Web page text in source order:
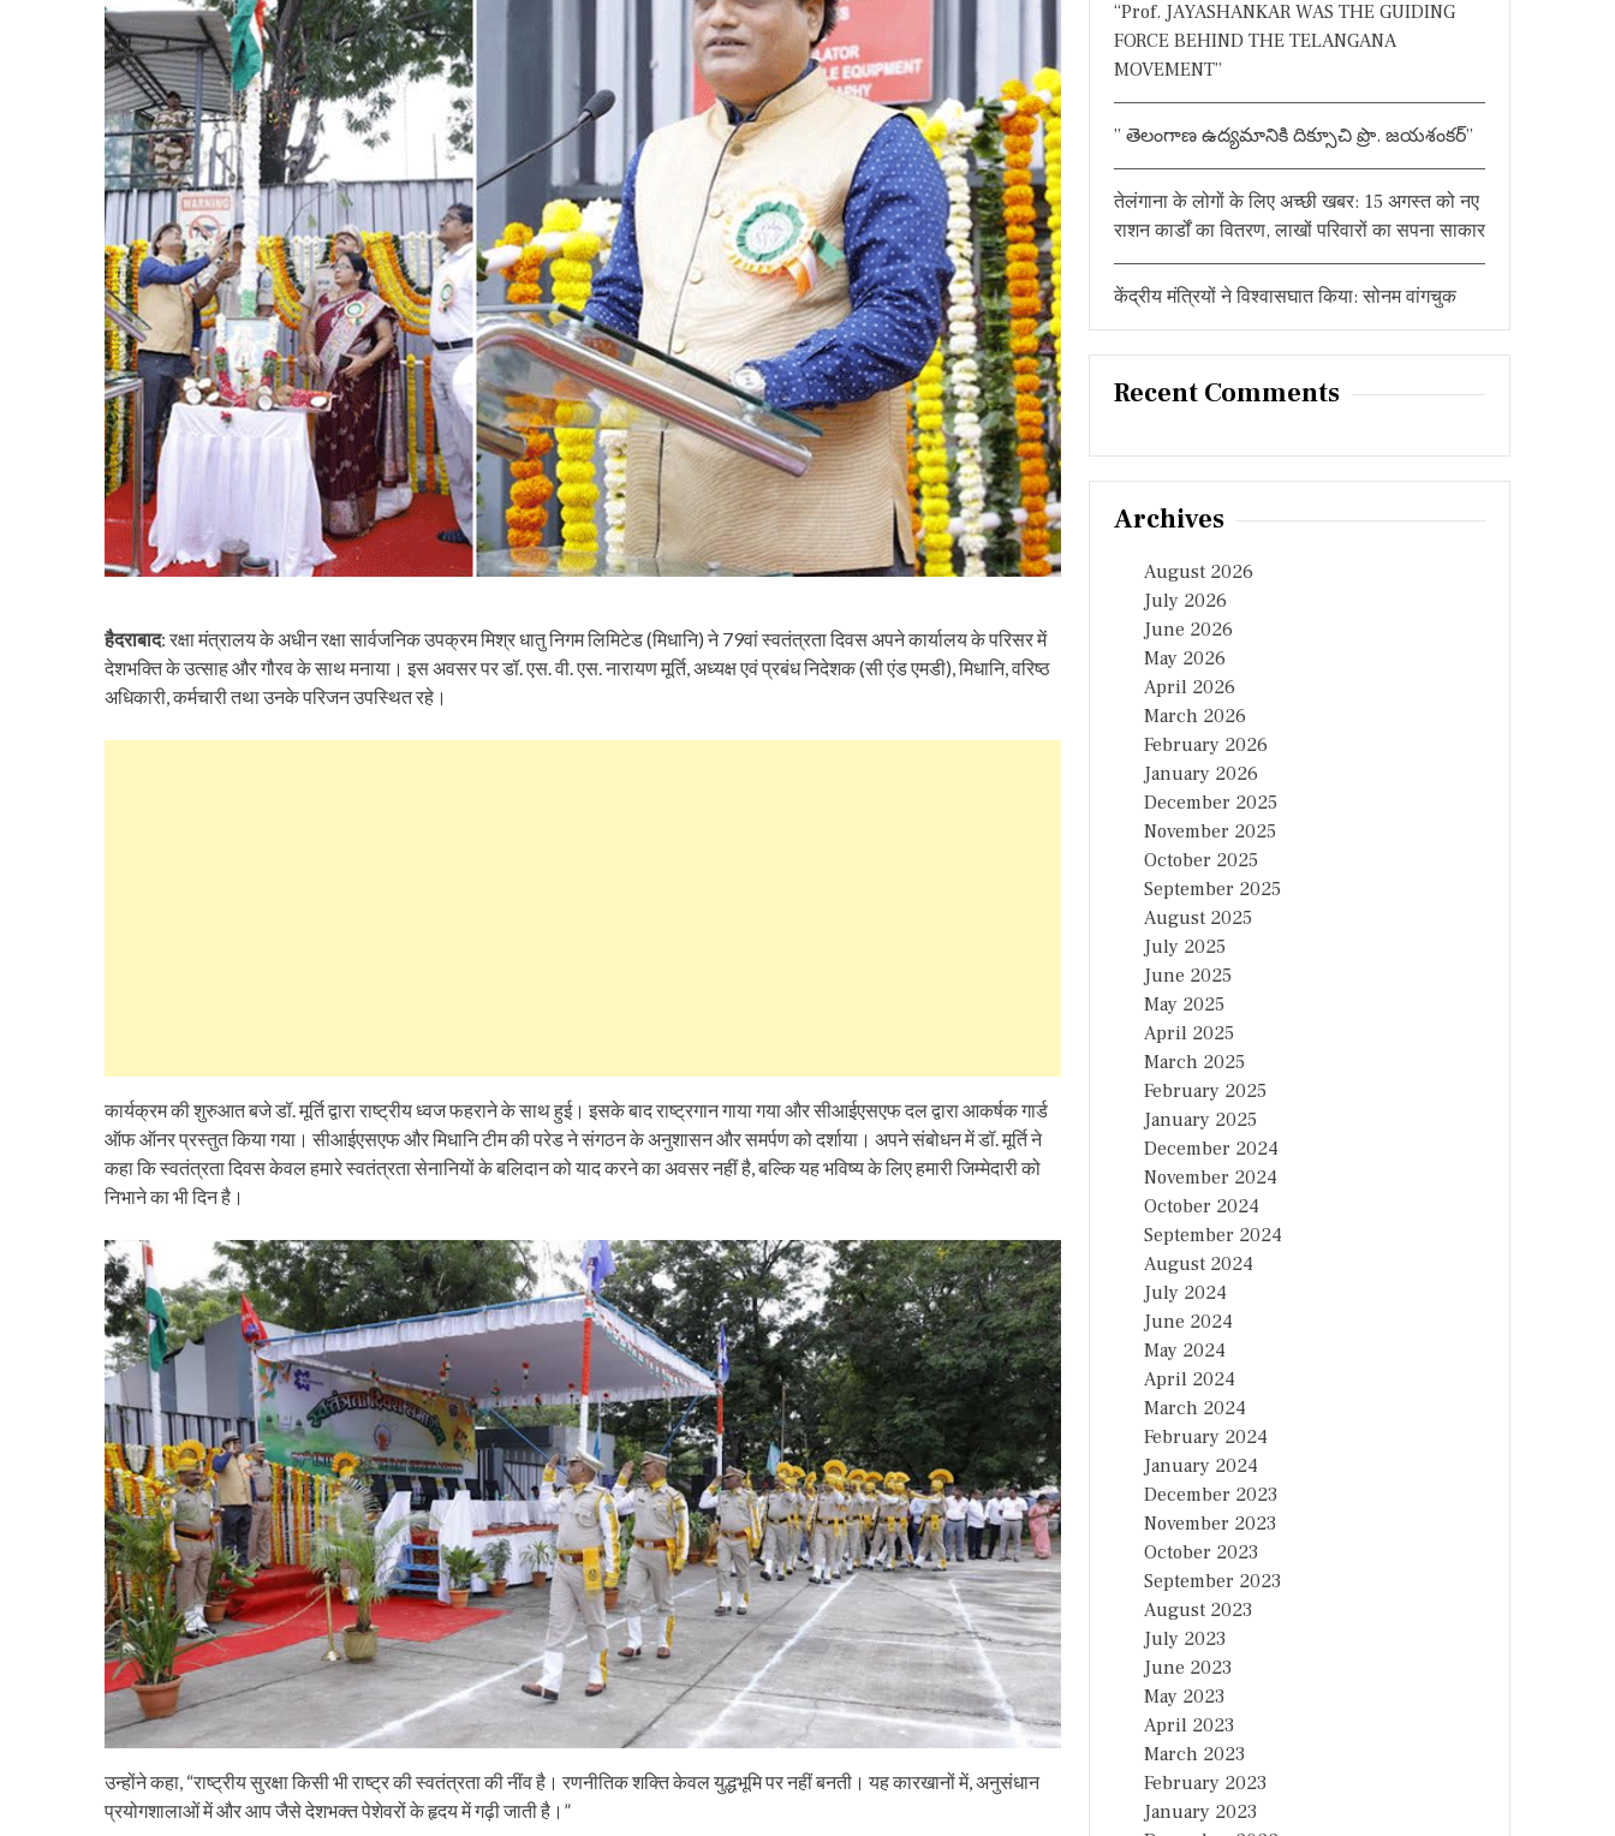
हैदराबाद: रक्षा मंत्रालय के अधीन रक्षा सार्वजनिक उपक्रम मिश्र धातु निगम लिमिटेड (मिधानि) ने 79वां स्वतंत्रता दिवस अपने कार्यालय के परिसर में
देशभक्ति के उत्साह और गौरव के साथ मनाया। इस अवसर पर डॉ. एस. वी. एस. नारायण मूर्ति, अध्यक्ष एवं प्रबंध निदेशक (सी एंड एमडी), मिधानि, वरिष्ठ
अधिकारी, कर्मचारी तथा उनके परिजन उपस्थित रहे।
कार्यक्रम की शुरुआत बजे डॉ. मूर्ति द्वारा राष्ट्रीय ध्वज फहराने के साथ हुई। इसके बाद राष्ट्रगान गाया गया और सीआईएसएफ दल द्वारा आकर्षक गार्ड
ऑफ ऑनर प्रस्तुत किया गया। सीआईएसएफ और मिधानि टीम की परेड ने संगठन के अनुशासन और समर्पण को दर्शाया। अपने संबोधन में डॉ. मूर्ति ने
कहा कि स्वतंत्रता दिवस केवल हमारे स्वतंत्रता सेनानियों के बलिदान को याद करने का अवसर नहीं है, बल्कि यह भविष्य के लिए हमारी जिम्मेदारी को
निभाने का भी दिन है।
उन्होंने कहा, “राष्ट्रीय सुरक्षा किसी भी राष्ट्र की स्वतंत्रता की नींव है। रणनीतिक शक्ति केवल युद्धभूमि पर नहीं बनती। यह कारखानों में, अनुसंधान
प्रयोगशालाओं में और आप जैसे देशभक्त पेशेवरों के हृदय में गढ़ी जाती है।”
“Prof. JAYASHANKAR WAS THE GUIDING
FORCE BEHIND THE TELANGANA
MOVEMENT”
” తెలంగాణ ఉద్యమానికి దిక్సూచి ప్రొ. జయశంకర్”
तेलंगाना के लोगों के लिए अच्छी खबर: 15 अगस्त को नए
राशन कार्डों का वितरण, लाखों परिवारों का सपना साकार
केंद्रीय मंत्रियों ने विश्वासघात किया: सोनम वांगचुक
Recent Comments
Archives
August 2026
July 2026
June 2026
May 2026
April 2026
March 2026
February 2026
January 2026
December 2025
November 2025
October 2025
September 2025
August 2025
July 2025
June 2025
May 2025
April 2025
March 2025
February 2025
January 2025
December 2024
November 2024
October 2024
September 2024
August 2024
July 2024
June 2024
May 2024
April 2024
March 2024
February 2024
January 2024
December 2023
November 2023
October 2023
September 2023
August 2023
July 2023
June 2023
May 2023
April 2023
March 2023
February 2023
January 2023